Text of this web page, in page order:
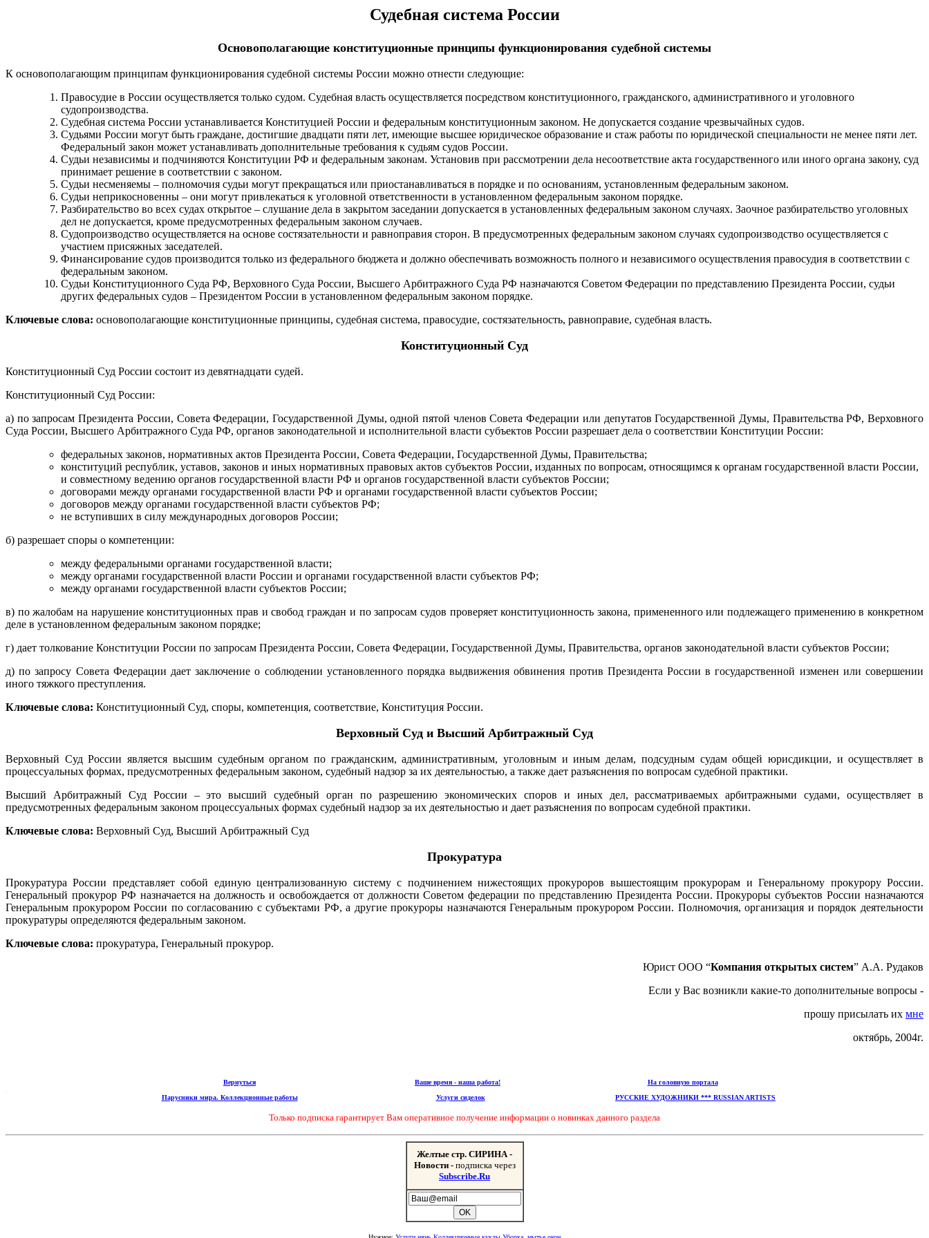
Судебная система России
Основополагающие конституционные принципы функционирования судебной системы
К основополагающим принципам функционирования судебной системы России можно отнести следующие:
Правосудие в России осуществляется только судом. Судебная власть осуществляется посредством конституционного, гражданского, административного и уголовного
судопроизводства.
Судебная система России устанавливается Конституцией России и федеральным конституционным законом. Не допускается создание чрезвычайных судов.
Судьями России могут быть граждане, достигшие двадцати пяти лет, имеющие высшее юридическое образование и стаж работы по юридической специальности не менее пяти лет.
Федеральный закон может устанавливать дополнительные требования к судьям судов России.
Судьи независимы и подчиняются Конституции РФ и федеральным законам. Установив при рассмотрении дела несоответствие акта государственного или иного органа закону, суд
принимает решение в соответствии с законом.
Судьи несменяемы – полномочия судьи могут прекращаться или приостанавливаться в порядке и по основаниям, установленным федеральным законом.
Судьи неприкосновенны – они могут привлекаться к уголовной ответственности в установленном федеральным законом порядке.
Разбирательство во всех судах открытое – слушание дела в закрытом заседании допускается в установленных федеральным законом случаях. Заочное разбирательство уголовных
дел не допускается, кроме предусмотренных федеральным законом случаев.
Судопроизводство осуществляется на основе состязательности и равноправия сторон. В предусмотренных федеральным законом случаях судопроизводство осуществляется с
участием присяжных заседателей.
Финансирование судов производится только из федерального бюджета и должно обеспечивать возможность полного и независимого осуществления правосудия в соответствии с
федеральным законом.
Судьи Конституционного Суда РФ, Верховного Суда России, Высшего Арбитражного Суда РФ назначаются Советом Федерации по представлению Президента России, судьи
других федеральных судов – Президентом России в установленном федеральным законом порядке.
Ключевые слова: основополагающие конституционные принципы, судебная система, правосудие, состязательность, равноправие, судебная власть.
Конституционный Суд
Конституционный Суд России состоит из девятнадцати судей.
Конституционный Суд России:
а) по запросам Президента России, Совета Федерации, Государственной Думы, одной пятой членов Совета Федерации или депутатов Государственной Думы, Правительства РФ, Верховного
Суда России, Высшего Арбитражного Суда РФ, органов законодательной и исполнительной власти субъектов России разрешает дела о соответствии Конституции России:
федеральных законов, нормативных актов Президента России, Совета Федерации, Государственной Думы, Правительства;
конституций республик, уставов, законов и иных нормативных правовых актов субъектов России, изданных по вопросам, относящимся к органам государственной власти России,
и совместному ведению органов государственной власти РФ и органов государственной власти субъектов России;
договорами между органами государственной власти РФ и органами государственной власти субъектов России;
договоров между органами государственной власти субъектов РФ;
не вступивших в силу международных договоров России;
б) разрешает споры о компетенции:
между федеральными органами государственной власти;
между органами государственной власти России и органами государственной власти субъектов РФ;
между органами государственной власти субъектов России;
в) по жалобам на нарушение конституционных прав и свобод граждан и по запросам судов проверяет конституционность закона, примененного или подлежащего применению в конкретном
деле в установленном федеральным законом порядке;
г) дает толкование Конституции России по запросам Президента России, Совета Федерации, Государственной Думы, Правительства, органов законодательной власти субъектов России;
д) по запросу Совета Федерации дает заключение о соблюдении установленного порядка выдвижения обвинения против Президента России в государственной изменен или совершении
иного тяжкого преступления.
Ключевые слова: Конституционный Суд, споры, компетенция, соответствие, Конституция России.
Верховный Суд и Высший Арбитражный Суд
Верховный Суд России является высшим судебным органом по гражданским, административным, уголовным и иным делам, подсудным судам общей юрисдикции, и осуществляет в
процессуальных формах, предусмотренных федеральным законом, судебный надзор за их деятельностью, а также дает разъяснения по вопросам судебной практики.
Высший Арбитражный Суд России – это высший судебный орган по разрешению экономических споров и иных дел, рассматриваемых арбитражными судами, осуществляет в
предусмотренных федеральным законом процессуальных формах судебный надзор за их деятельностью и дает разъяснения по вопросам судебной практики.
Ключевые слова: Верховный Суд, Высший Арбитражный Суд
Прокуратура
Прокуратура России представляет собой единую централизованную систему с подчинением нижестоящих прокуроров вышестоящим прокурорам и Генеральному прокурору России.
Генеральный прокурор РФ назначается на должность и освобождается от должности Советом федерации по представлению Президента России. Прокуроры субъектов России назначаются
Генеральным прокурором России по согласованию с субъектами РФ, а другие прокуроры назначаются Генеральным прокурором России. Полномочия, организация и порядок деятельности
прокуратуры определяются федеральным законом.
Ключевые слова: прокуратура, Генеральный прокурор.
Юрист ООО “Компания открытых систем” А.А. Рудаков
Если у Вас возникли какие-то дополнительные вопросы -
прошу присылать их мне
октябрь, 2004г.
Вернуться Ваше время - наша работа!
На головную портала
Парусники мира. Коллекционные работы
Услуги сиделок РУССКИЕ ХУДОЖНИКИ *** RUSSIAN ARTISTS
Только подписка гарантирует Вам оперативное получение информации о новинках данного раздела
Желтые стр. СИРИНА -
Новости -подписка через
Subscribe.Ru